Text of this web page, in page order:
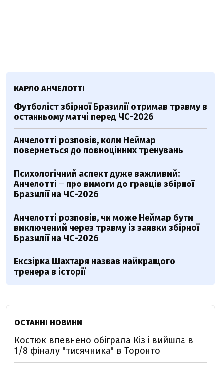
КАРЛО АНЧЕЛОТТІ
Футболіст збірної Бразилії отримав травму в
останньому матчі перед ЧС-2026
Анчелотті розповів, коли Неймар
повернеться до повноцінних тренувань
Психологічний аспект дуже важливий:
Анчелотті – про вимоги до гравців збірної
Бразилії на ЧС-2026
Анчелотті розповів, чи може Неймар бути
виключений через травму із заявки збірної
Бразилії на ЧС-2026
Ексзірка Шахтаря назвав найкращого
тренера в історії
ОСТАННІ НОВИНИ
Костюк впевнено обіграла Кіз і вийшла в
1/8 фіналу "тисячника" в Торонто